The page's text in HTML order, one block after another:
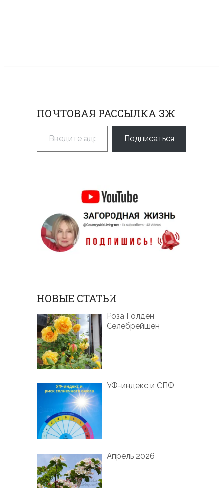
ПОЧТОВАЯ РАССЫЛКА ЗЖ
Введите адрес электронной почты…
Подписаться
НОВЫЕ СТАТЬИ
Роза Голден
Селебрейшен
УФ-индекс и СПФ
Апрель 2026